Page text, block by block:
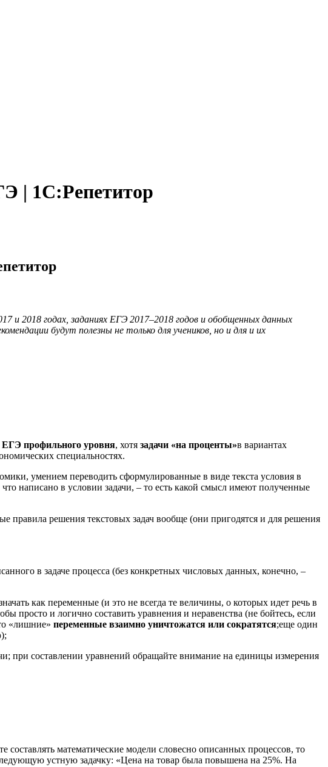
| 1С:Репетитор
и 2018 годах, заданиях ЕГЭ 2017–2018 годов и обобщенных данных
будут полезны не только для учеников, но и для и их
профильного уровня, хотя задачи «на проценты»в вариантах
специальностях.
умением переводить сформулированные в виде текста условия в
написано в условии задачи, – то есть какой смысл имеют полученные
правила решения текстовых задач вообще (они пригодятся и для решения
в задаче процесса (без конкретных числовых данных, конечно, –
как переменные (и это не всегда те величины, о которых идет речь в
просто и логично составить уравнения и неравенства (не бойтесь, если
«лишние» переменные взаимно уничтожатся или сократятся;еще один
при составлении уравнений обращайте внимание на единицы измерения
математические модели словесно описанных процессов, то
устную задачку: «Цена на товар была повышена на 25%. На